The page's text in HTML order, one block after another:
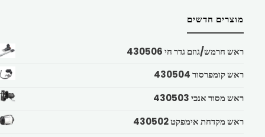
מוצרים חדשים
ראש חרמש/גוזם גדר חי 430506
ראש קומפרסור 430504
ראש מסור אנכי 430503
ראש מקדחת אימפקט 430502